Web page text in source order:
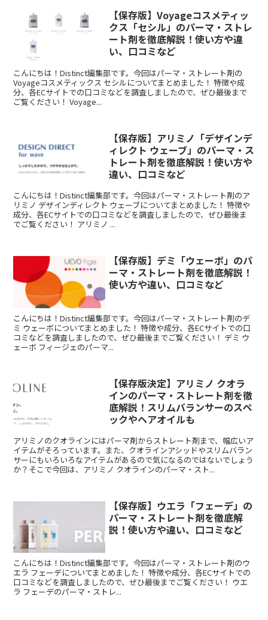
【保存版】Voyageコスメティッ
クス「セシル」のパーマ・ストレ
ート剤を徹底解説！使い方や違
い、口コミなど
こんにちは！Distinct編集部です。今回はパーマ・ストレート剤の
Voyageコスメティックス セシルについてまとめました！ 特徴や成
分、各ECサイトでの口コミなどを調査しましたので、ぜひ最後まで
ご覧ください！ Voyage...
【保存版】アリミノ「デザインデ
ィレクト ウェーブ」のパーマ・ス
トレート剤を徹底解説！使い方や
違い、口コミなど
こんにちは！Distinct編集部です。今回はパーマ・ストレート剤のア
リミノ デザインディレクト ウェーブについてまとめました！ 特徴や
成分、各ECサイトでの口コミなどを調査しましたので、ぜひ最後ま
でご覧ください！ アリミノ ...
【保存版】デミ「ウェーボ」のパ
ーマ・ストレート剤を徹底解説！
使い方や違い、口コミなど
こんにちは！Distinct編集部です。今回はパーマ・ストレート剤のデ
ミ ウェーボについてまとめました！ 特徴や成分、各ECサイトでの口
コミなどを調査しましたので、ぜひ最後までご覧ください！ デミ ウ
ェーボ フィージェのパーマ...
【保存版決定】アリミノ クオラ
インのパーマ・ストレート剤を徹
底解説！スリムバランサーのスペ
ックやヘアオイルも
アリミノのクオラインにはパーマ剤からストレート剤まで、幅広いア
イテムがそろっています。また、クオラインアシッドやスリムバラン
サーにもいろいろなアイテムがあるので気になるのではないでしょう
か？そこで今回は、アリミノ クオラインのパーマ・スト...
【保存版】ウエラ「フェーデ」の
パーマ・ストレート剤を徹底解
説！使い方や違い、口コミなど
こんにちは！Distinct編集部です。今回はパーマ・ストレート剤のウ
エラ フェーデについてまとめました！ 特徴や成分、各ECサイトでの
口コミなどを調査しましたので、ぜひ最後までご覧ください！ ウエ
ラ フェーデのパーマ・ストレ...